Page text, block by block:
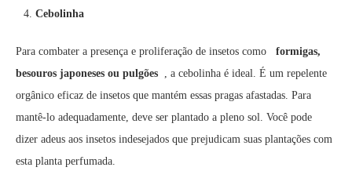
Cebolinha
Para combater a presença e proliferação de insetos como formigas,
besouros japoneses ou pulgões , a cebolinha é ideal. É um repelente
orgânico eficaz de insetos que mantém essas pragas afastadas. Para
mantê-lo adequadamente, deve ser plantado a pleno sol. Você pode
dizer adeus aos insetos indesejados que prejudicam suas plantações com
esta planta perfumada.